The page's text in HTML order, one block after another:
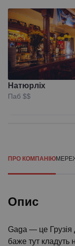
Натюрліх
Паб $$
ПРО КОМПАНІЮ
Опис
Gaga — це Грузія
баже тут кладуть